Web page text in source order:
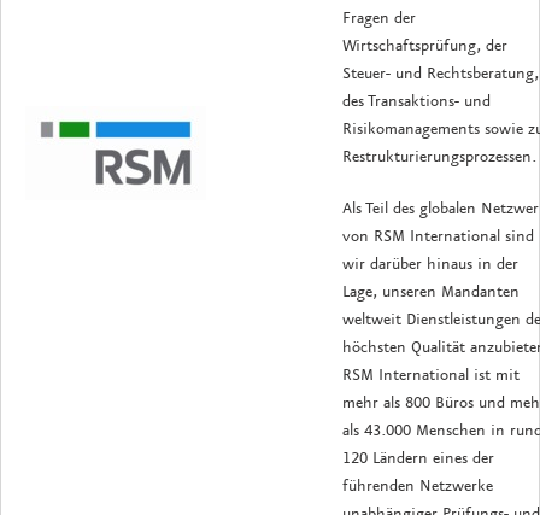
Fragen der
Wirtschaftsprüfung, der
Steuer- und Rechtsberatung,
des Transaktions- und
Risikomanagements sowie
Restrukturierungsprozessen.
Als Teil des globalen
von RSM International sind
wir darüber hinaus in der
Lage, unseren Mandanten
weltweit Dienstleistungen
höchsten Qualität
RSM International ist mit
mehr als 800 Büros und
als 43.000 Menschen in
120 Ländern eines der
führenden Netzwerke